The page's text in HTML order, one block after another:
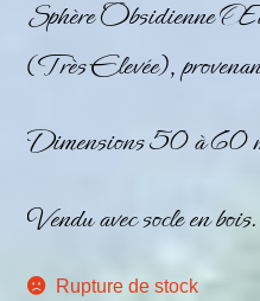
Sphère Obsidienne
(Très Elevée),
Dimensions 50 à 60
Vendu avec socle en bois.
Rupture de stock